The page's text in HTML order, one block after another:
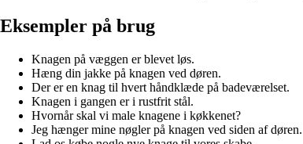
Eksempler på brug
Knagen på væggen er blevet løs.
Hæng din jakke på knagen ved døren.
Der er en knag til hvert håndklæde på badeværelset.
Knagen i gangen er i rustfrit stål.
Hvornår skal vi male knagene i køkkenet?
Jeg hænger mine nøgler på knagen ved siden af døren.